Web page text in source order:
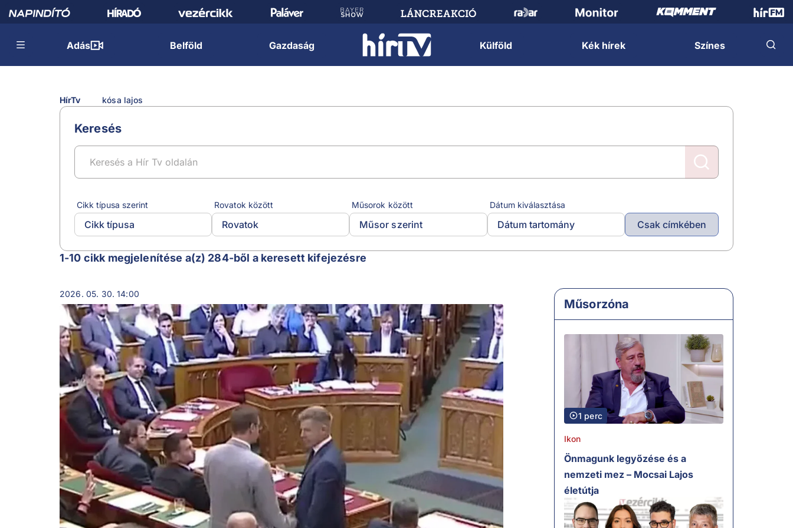
Adás Belföld Gazdaság Külföld Kék hírek Színes
HírTv kósa lajos
Keresés
Cikk típusa szerint
Cikk típusa
Rovatok között
Rovatok
Műsorok között
Műsor szerint
Dátum kiválasztása
Dátum tartomány Csak címkében
kósa lajos
1-10 cikk megjelenítése a(z) 284-ből a keresett kifejezésre
2026. 05. 30. 14:00
Műsorzóna
1 perc
Ikon
Önmagunk legyőzése és a
nemzeti mez – Mocsai Lajos
életútja